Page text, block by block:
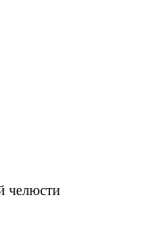
челюсти